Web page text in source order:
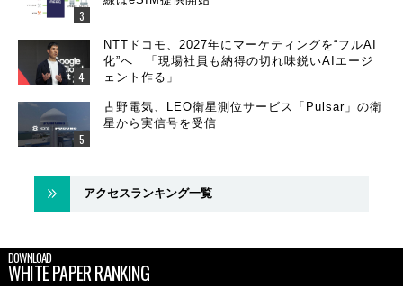
NTTドコモ、2027年にマーケティングを“フルAI
化”へ 「現場社員も納得の切れ味鋭いAIエージ
ェント作る」
古野電気、LEO衛星測位サービス「Pulsar」の衛
星から実信号を受信
アクセスランキング一覧
DOWNLOAD
WHITE PAPER RANKING